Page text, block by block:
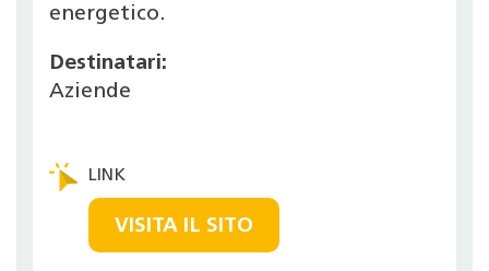
energetico.
Destinatari:
Aziende
VISITA IL SITO